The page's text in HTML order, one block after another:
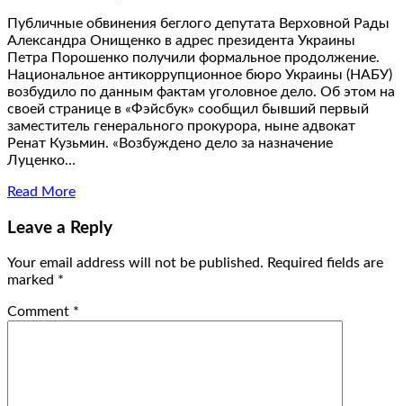
Публичные обвинения беглого депутата Верховной Рады
Александра Онищенко в адрес президента Украины
Петра Порошенко получили формальное продолжение.
Национальное антикоррупционное бюро Украины (НАБУ)
возбудило по данным фактам уголовное дело. Об этом на
своей странице в «Фэйсбук» сообщил бывший первый
заместитель генерального прокурора, ныне адвокат
Ренат Кузьмин. «Возбуждено дело за назначение
Луценко…
Read More
Leave a Reply
Your email address will not be published. Required fields are
marked *
Comment *